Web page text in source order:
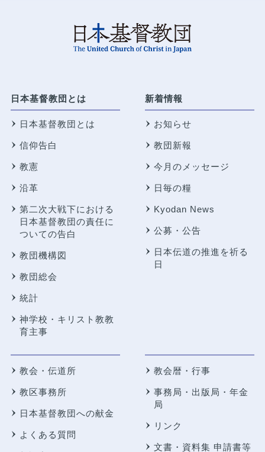
日本基督教団とは
日本基督教団とは
信仰告白
教憲
沿革
第二次大戦下における
日本基督教団の責任に
ついての告白
教団機構図
教団総会
統計
神学校・キリスト教教
育主事
新着情報
お知らせ
教団新報
今月のメッセージ
日毎の糧
Kyodan News
公募・公告
日本伝道の推進を祈る
日
教会・伝道所
教区事務所
日本基督教団への献金
よくある質問
教会暦・行事
事務局・出版局・年金
局
リンク
文書・資料集 申請書等